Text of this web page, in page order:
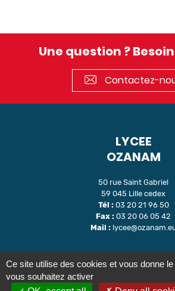
Une question ?
Contactez-
Nous joindre
LYCEE
OZANAM
50 rue Saint Gabriel
59 045 Lille cedex
Tél : 03 20 21 96 50
Fax : 03 20 06 05 42
Mail :
Ce site utilise des cookies et vous donne
vous souhaitez activer